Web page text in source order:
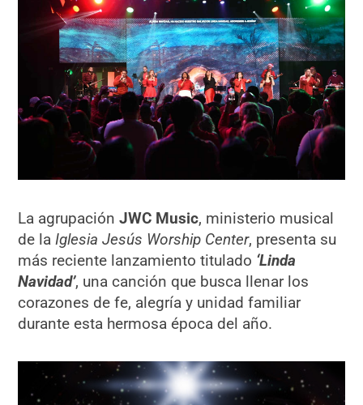
La agrupación JWC Music, ministerio musical
de la Iglesia Jesús Worship Center, presenta su
más reciente lanzamiento titulado ‘Linda
Navidad’, una canción que busca llenar los
corazones de fe, alegría y unidad familiar
durante esta hermosa época del año.